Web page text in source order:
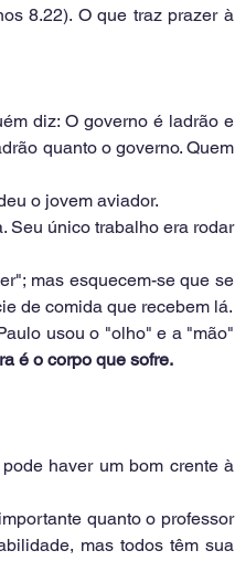
8.22). O que traz prazer à
diz: O governo é ladrão e
quanto o governo. Quem
o jovem aviador.
Seu único trabalho era rodar
mas esquecem-se que se
de comida que recebem lá.
usou o "olho" e a "mão"
é o corpo que sofre.
haver um bom crente à
quanto o professor
mas todos têm sua